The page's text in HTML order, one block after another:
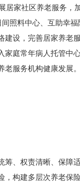
家社区养老服务，
照料中心、互助幸
建设，完善居家养老
家庭常年病人托管中
老服务机构健康发展
、权责清晰、保障适
，构建多层次养老保